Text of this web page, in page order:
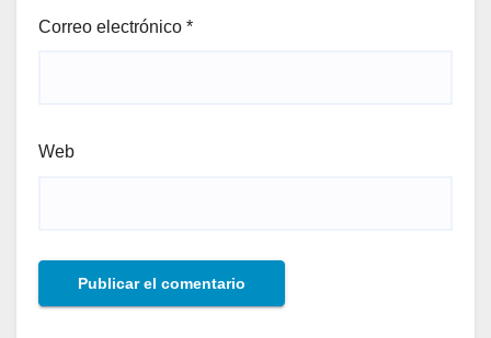
Correo electrónico *
Web